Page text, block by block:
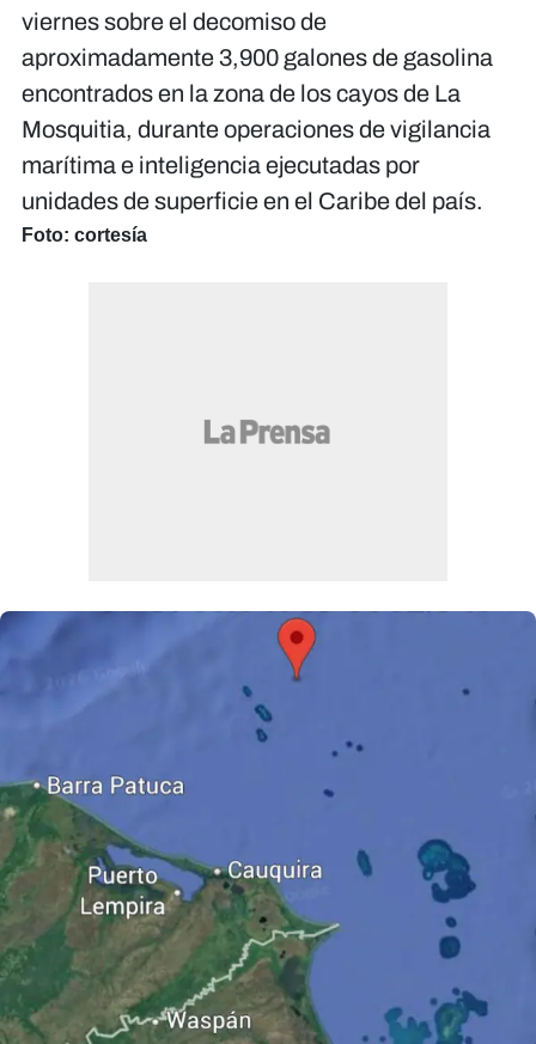
viernes sobre el decomiso de
aproximadamente 3,900 galones de gasolina
encontrados en la zona de los cayos de La
Mosquitia, durante operaciones de vigilancia
marítima e inteligencia ejecutadas por
unidades de superficie en el Caribe del país.
Foto: cortesía